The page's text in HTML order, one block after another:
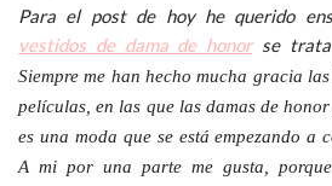
Para el post de hoy he querido
vestidos de dama de honorse
Siempre me han hecho mucha gracia
películas, en las que las damas de
es una moda que se está empezando a
A mi por una parte me gusta,